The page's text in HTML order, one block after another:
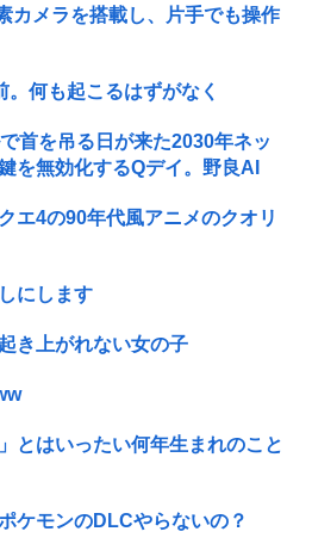
カメラを搭載し、片手でも操作
何も起こるはずがなく
首を吊る日が来た2030年ネッ
を無効化するQデイ。野良AI
エ4の90年代風アニメのクオリ
にします
き上がれない女の子
とはいったい何年生まれのこと
ケモンのDLCやらないの？